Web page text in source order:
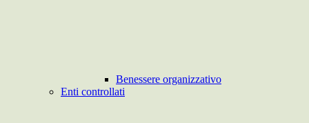
Benessere organizzativo
Enti controllati